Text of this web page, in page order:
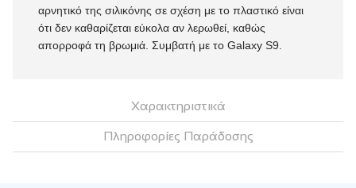
αρνητικό της σιλικόνης σε σχέση με το πλαστικό είναι
ότι δεν καθαρίζεται εύκολα αν λερωθεί, καθώς
απορροφά τη βρωμιά. Συμβατή με το Galaxy S9.
Χαρακτηριστικά
Πληροφορίες Παράδοσης